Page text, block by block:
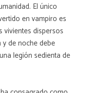
El único
en vampiro es
vivientes dispersos
y de noche debe
legión sedienta de